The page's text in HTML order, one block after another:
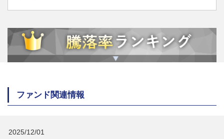
ファンド関連情報
2025/12/01